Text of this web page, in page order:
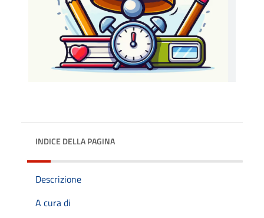
INDICE DELLA PAGINA
Descrizione
A cura di